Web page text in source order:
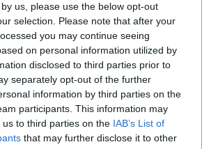
us, please use the below opt-out
selection. Please note that after your
you may continue seeing
on personal information utilized by
disclosed to third parties prior to
separately opt-out of the further
information by third parties on the
participants. This information may
to third parties on the IAB’s List of
that may further disclose it to other
éppen a Vénuszra vinne
a tragikus Titanic-
finanszírozója
| 2023.08.01 12:29
nem is létezett volna:
eltűnt a Titanicnál
tengeralattjáró
| 2023.07.16 17:06